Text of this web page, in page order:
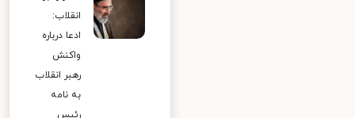
انقلاب:
ادعا درباره
واکنش
رهبر انقلاب
به نامه
رئیس